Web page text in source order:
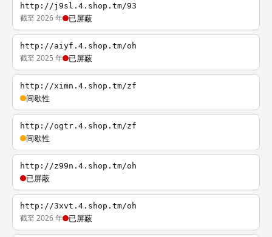
http://j9sl.4.shop.tm/93
截至 2026 年 已屏蔽
http://aiyf.4.shop.tm/oh
截至 2025 年 已屏蔽
http://ximn.4.shop.tm/zf
间歇性
http://ogtr.4.shop.tm/zf
间歇性
http://z99n.4.shop.tm/oh
已屏蔽
http://3xvt.4.shop.tm/oh
截至 2026 年 已屏蔽